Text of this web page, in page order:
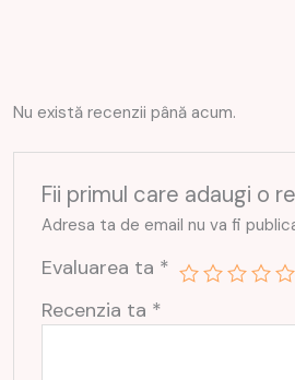
Nu există recenzii până acum.
Fii primul care adaugi o
Adresa ta de email nu va fi
Evaluarea ta *
Recenzia ta *